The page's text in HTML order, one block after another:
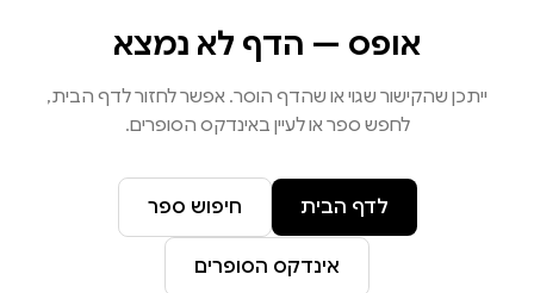
אופס — הדף לא נמצא
ייתכן שהקישור שגוי או שהדף הוסר. אפשר לחזור לדף הבית,
לחפש ספר או לעיין באינדקס הסופרים.
לדף הבית חיפוש ספר
אינדקס הסופרים